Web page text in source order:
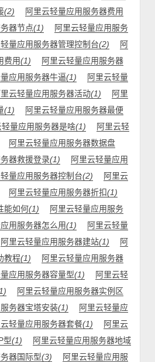
(2)
阿里云轻量应用服务器费用
器节点(1)
阿里云轻量应用服务
量应用服务器管理控制台(2)
阿
费用(1)
阿里云轻量应用服务器
应用服务器牛逼(1)
阿里云轻量
里云轻量应用服务器活动(1)
阿里
(1)
阿里云轻量应用服务器最便
轻量应用服务器是啥(1)
阿里云轻
阿里云轻量应用服务器数据盘
器救援登录(1)
阿里云轻量应用
量应用服务器控制台(2)
阿里云
阿里云轻量应用服务器折扣(1)
能如何(1)
阿里云轻量应用服务
用服务器怎么用(1)
阿里云轻量
阿里云轻量应用服务器建站(1)
阿
教程(1)
阿里云轻量应用服务器
应用服务器容量型(1)
阿里云轻
阿里云轻量应用服务器实例区
务器宝塔安装(1)
阿里云轻量应
轻量应用服务器套餐(1)
阿里云
型(1)
阿里云轻量应用服务器地域
器国际型(3)
阿里云轻量应用服